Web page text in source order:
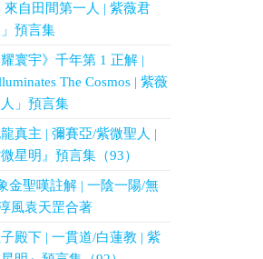
來自田間第一人 | 紫薇君
」預言集
耀寰宇》千年第 1 正解 |
The Cosmos | 紫薇
」預言集
真主 | 彌賽亞/紫微聖人 |
星明』預言集（93）
金聖嘆註解 | 一陰一陽/無
風袁天罡合著
殿下 | 一貫道/白蓮教 | 紫